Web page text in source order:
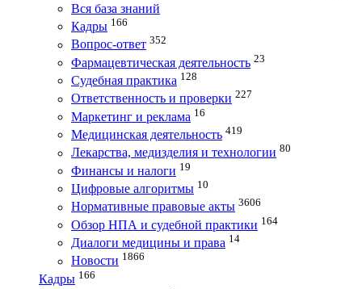
Вся база знаний
Кадры 166
Вопрос-ответ 352
Фармацевтическая деятельность 23
Судебная практика 128
Ответственность и проверки 227
Маркетинг и реклама 16
Медицинская деятельность 419
Лекарства, медизделия и технологии 80
Финансы и налоги 19
Цифровые алгоритмы 10
Нормативные правовые акты 3606
Обзор НПА и судебной практики 164
Диалоги медицины и права 14
Новости 1866
Кадры 166